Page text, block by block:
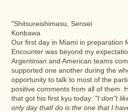
"Shitsureishimasu, Sensei
Konbawa
Our first day in Miami in preparation
Encounter was beyond my
Argentinian and American teams
supported one another during the
opportunity to talk to most of the
positive comments from all of them.
that got his first kyu today: "I don"t
only day thatI do is the one that I